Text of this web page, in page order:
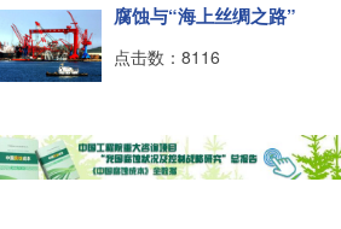
腐蚀与“海上丝绸之路”
点击数：8116